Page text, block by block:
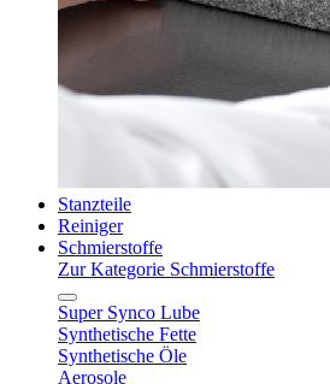
Stanzteile
Reiniger
Schmierstoffe
Zur Kategorie Schmierstoffe
Super Synco Lube
Synthetische Fette
Synthetische Öle
Aerosole